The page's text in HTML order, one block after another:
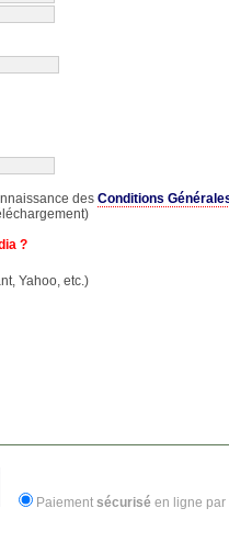
des Conditions
?
Yahoo, etc.)
Paiement sécurisé en ligne par